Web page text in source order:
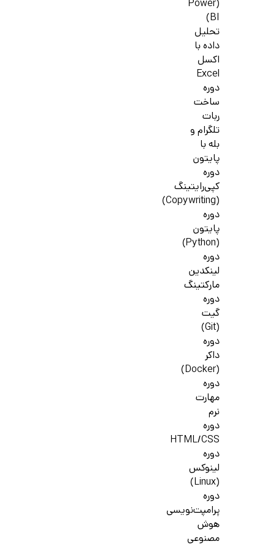
(Power
BI)
تحلیل
داده با
اکسل
Excel
دوره
ساخت
ربات
تلگرام و
بله با
پایتون
دوره
کپی‌رایتینگ
(Copywriting)
دوره
پایتون
(Python)
دوره
لینکدین
مارکتینگ
دوره
گیت
(Git)
دوره
داکر
(Docker)
دوره
مهارت
نرم
دوره
HTML/CSS
دوره
لینوکس
(Linux)
دوره
پرامپت‌نویسی
هوش
مصنوعی